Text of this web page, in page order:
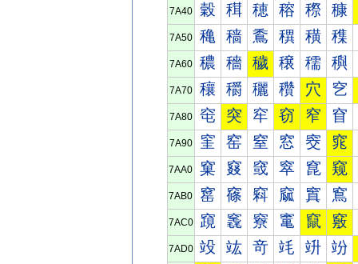
7A40 穀 穁 穂 穃 穄 穅
7A50 穐 穑 穒 穓 穔 穕
7A60 穠 穡 穢 穣 穤 穥
7A70 穰 穱 穲 穳 穴 穵
7A80 窀 突 窂 窃 窄 窅
7A90 窐 窑 窒 窓 窔 窕
7AA0 窠 窡 窢 窣 窤 窥
7AB0 窰 窱 窲 窳 窴 窵
7AC0 竀 竁 竂 竃 竄 竅
7AD0 竐 竑 竒 竓 竔 竕